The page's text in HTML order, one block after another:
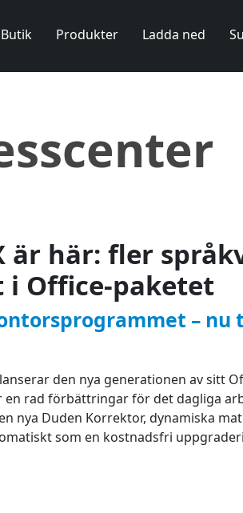
Butik Produkter Ladda ned
är här: fler
Office-paketet
–
den nya generationen av sitt
rad förbättringar för det dagliga
nya Duden Korrektor, dynamiska
som en kostnadsfri